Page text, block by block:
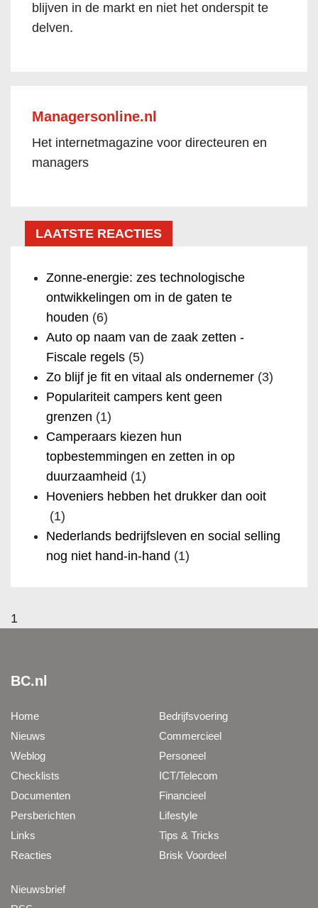
blijven in de markt en niet het onderspit te
delven.
Managersonline.nl
Het internetmagazine voor directeuren en
managers
LAATSTE REACTIES
Zonne-energie: zes technologische
ontwikkelingen om in de gaten te
houden (6)
Auto op naam van de zaak zetten -
Fiscale regels (5)
Zo blijf je fit en vitaal als ondernemer (3)
Populariteit campers kent geen
grenzen (1)
Camperaars kiezen hun
topbestemmingen en zetten in op
duurzaamheid (1)
Hoveniers hebben het drukker dan ooit
(1)
Nederlands bedrijfsleven en social selling
nog niet hand-in-hand (1)
1
BC.nl
Home
Nieuws
Weblog
Checklists
Documenten
Persberichten
Links
Reacties
Bedrijfsvoering
Commercieel
Personeel
ICT/Telecom
Financieel
Lifestyle
Tips & Tricks
Brisk Voordeel
Nieuwsbrief